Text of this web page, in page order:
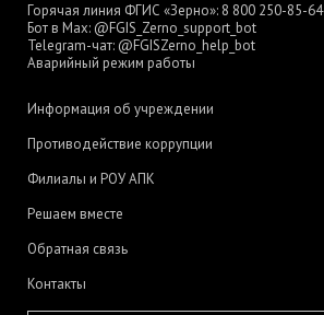
Горячая линия ФГИС «Зерно»: 8 800 250-85-64
Бот в Max: @FGIS_Zerno_support_bot
Telegram-чат: @FGISZerno_help_bot
Аварийный режим работы
Информация об учреждении
Противодействие коррупции
Филиалы и РОУ АПК
Решаем вместе
Обратная связь
Контакты